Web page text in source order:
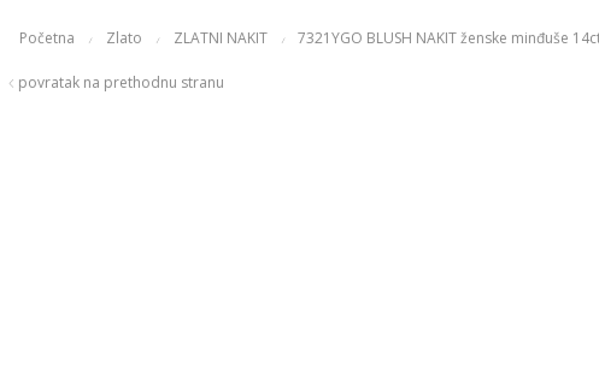
Početna / Zlato / ZLATNI NAKIT / 7321YGO BLUSH NAKIT ženske minđuše
povratak na prethodnu stranu